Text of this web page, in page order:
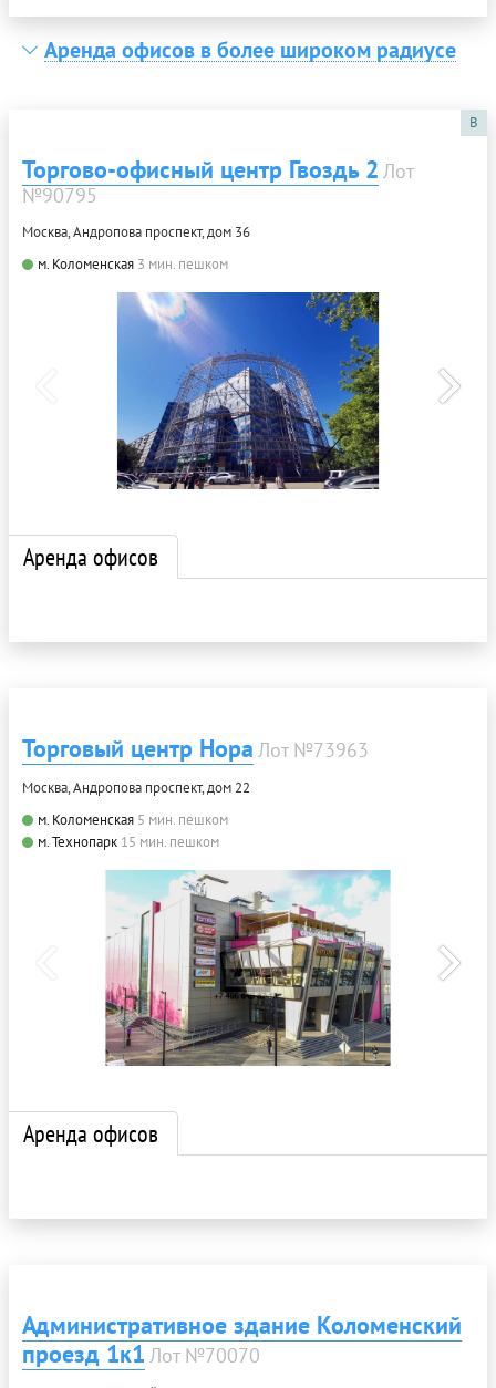
Аренда офисов в более широком радиусе
B
Торгово-офисный центр Гвоздь 2 Лот
№90795
Москва, Андропова проспект, дом 36
м. Коломенская 3 мин. пешком
Аренда офисов
Торговый центр Нора Лот №73963
Москва, Андропова проспект, дом 22
м. Коломенская 5 мин. пешком
м. Технопарк 15 мин. пешком
Аренда офисов
Административное здание Коломенский
проезд 1к1 Лот №70070